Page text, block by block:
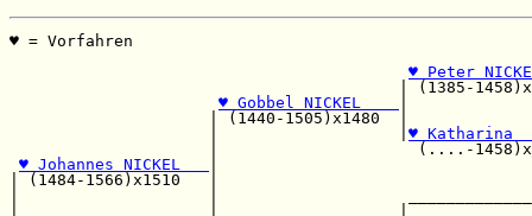
♥ = Vorfahren
♥
♥ Gobbel NICKEL
| (1440-1505)x1480
♥
|
♥ Johannes NICKEL
| (1484-1566)x1510   |